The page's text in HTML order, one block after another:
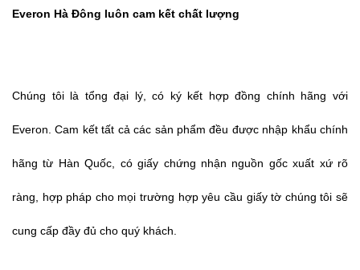
Everon Hà Đông luôn cam kết chất lượng
Chúng tôi là tổng đại lý, có ký kết hợp đồng chính hãng với
Everon. Cam kết tất cả các sản phẩm đều được nhập khẩu chính
hãng từ Hàn Quốc, có giấy chứng nhận nguồn gốc xuất xứ rõ
ràng, hợp pháp cho mọi trường hợp yêu cầu giấy tờ chúng tôi sẽ
cung cấp đầy đủ cho quý khách.